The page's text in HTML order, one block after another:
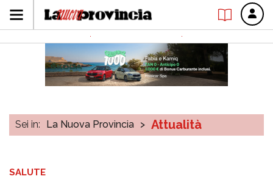
Sei in: La Nuova Provincia > Attualità
SALUTE